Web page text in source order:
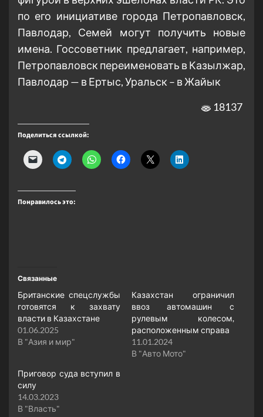
по его инициативе города Петропавловск,
Павлодар, Семей могут получить новые
имена. Госсоветник предлагает, например,
Петропавловск переименовать в Казылжар,
Павлодар — в Ертыс, Уральск – в Жайык
18137
Поделиться ссылкой:
Понравилось это:
Связанные
Британские спецслужбы
готовятся к захвату
власти в Казахстане
01.06.2025
В "Азия и мир"
Казахстан ограничил
ввоз автомашин с
рулевым колесом,
расположенным справа
11.01.2024
В "Авто Мото"
Приговор суда вступил в
силу
14.03.2023
В "Власть"